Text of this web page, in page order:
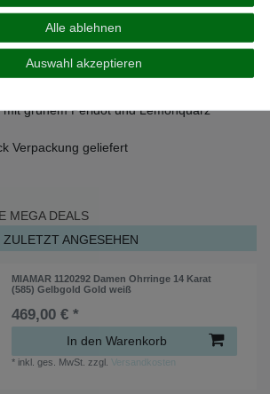
gramm
grünem Peridot und Lemonquarz
Verpackung geliefert
MEGA DEALS
ZULETZT ANGESEHEN
MIAMAR 1120292 Damen Ohrringe 14 Karat
(585) Gelbgold Gold weiß
469,00 € *
In den Warenkorb
* inkl. ges. MwSt. zzgl. Versandkosten
Alle ablehnen
Auswahl akzeptieren